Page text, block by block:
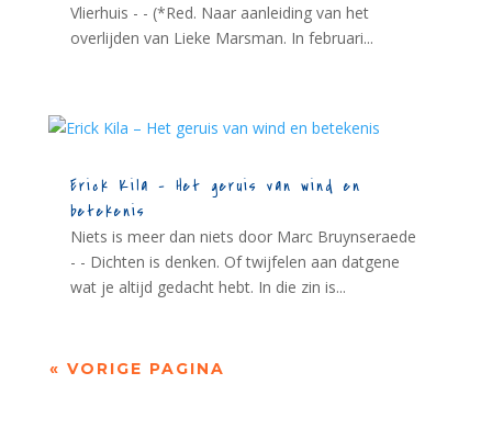
Vlierhuis - - (*Red. Naar aanleiding van het
overlijden van Lieke Marsman. In februari...
Erick Kila – Het geruis van wind en
betekenis
Niets is meer dan niets door Marc Bruynseraede
- - Dichten is denken. Of twijfelen aan datgene
wat je altijd gedacht hebt. In die zin is...
« VORIGE PAGINA